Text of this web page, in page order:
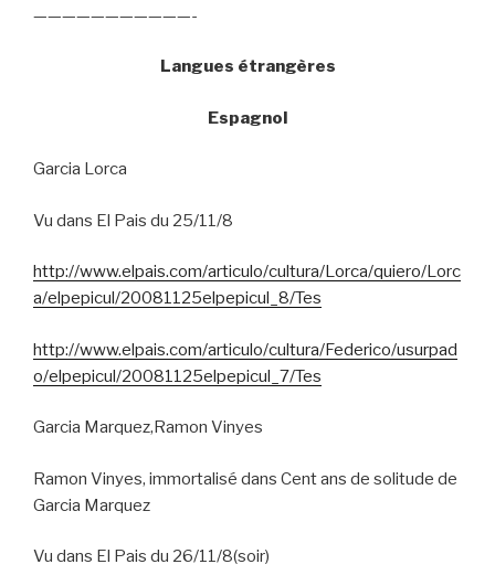
———————————-
Langues étrangères
Espagnol
Garcia Lorca
Vu dans El Pais du 25/11/8
http://www.elpais.com/articulo/cultura/Lorca/quiero/Lorc
a/elpepicul/20081125elpepicul_8/Tes
http://www.elpais.com/articulo/cultura/Federico/usurpad
o/elpepicul/20081125elpepicul_7/Tes
Garcia Marquez,Ramon Vinyes
Ramon Vinyes, immortalisé dans Cent ans de solitude de
Garcia Marquez
Vu dans El Pais du 26/11/8(soir)